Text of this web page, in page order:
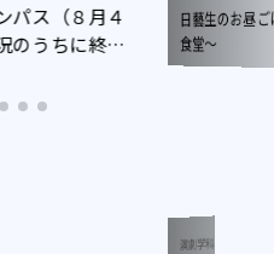
パス（８月４
のうちに終了
日藝生のお昼
食堂～
演劇学科